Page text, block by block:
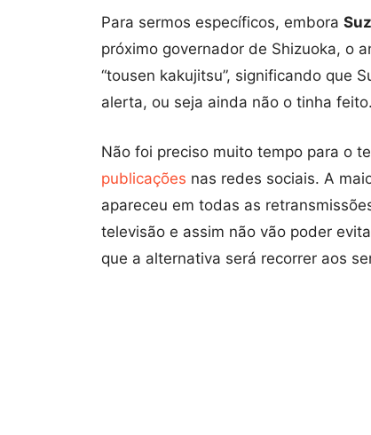
Para sermos específicos, embora
próximo governador de Shizuoka, o
“tousen kakujitsu”, significando que
alerta, ou seja ainda não o tinha feito.
Não foi preciso muito tempo para o
publicações nas redes sociais. A
apareceu em todas as
televisão e assim não vão poder
que a alternativa será recorrer aos